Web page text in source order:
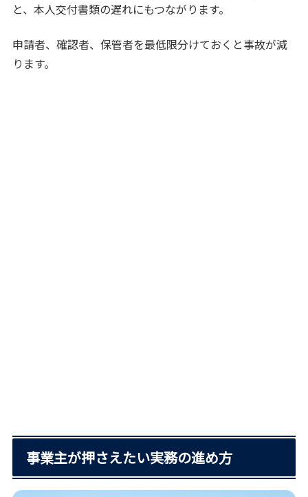
と、本人交付書類の遅れにもつながります。
申請者、確認者、保管者を最低限分けておくと事故が減
ります。
事業主が押さえたい実務の進め方